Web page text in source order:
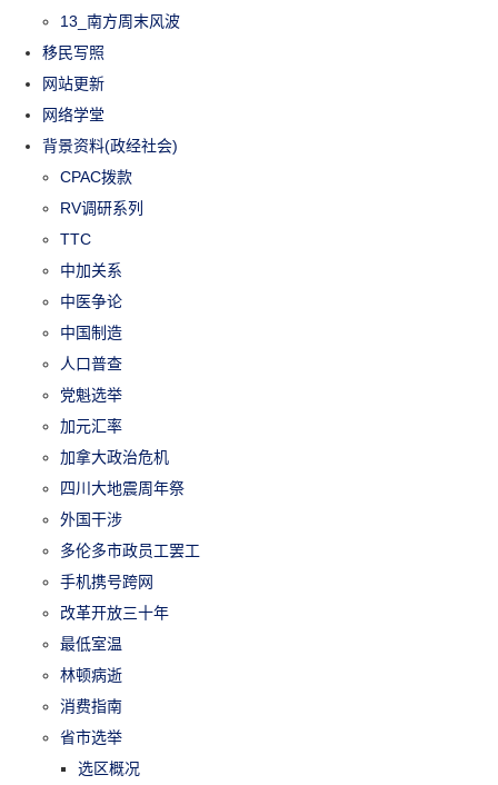
13_南方周末风波
移民写照
网站更新
网络学堂
背景资料(政经社会)
CPAC拨款
RV调研系列
TTC
中加关系
中医争论
中国制造
人口普查
党魁选举
加元汇率
加拿大政治危机
四川大地震周年祭
外国干涉
多伦多市政员工罢工
手机携号跨网
改革开放三十年
最低室温
林顿病逝
消费指南
省市选举
选区概况